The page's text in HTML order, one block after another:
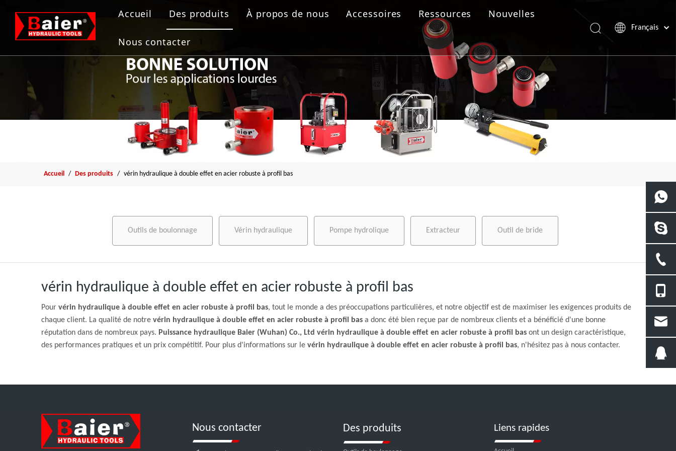
Accueil Des produits
Outils de boulonnage
Vérin hydraulique
Pompe hydrolique
Extracteur
Outil de bride
À propos de nous Accessoires Ressources Nouvelles
Nous contacter
Français
Español
Accueil / Des produits / vérin hydraulique à double effet en acier robuste à profil bas
Outils de boulonnage Vérin hydraulique Pompe hydrolique Extracteur Outil de bride
vérin hydraulique à double effet en acier robuste à profil bas
Pour vérin hydraulique à double effet en acier robuste à profil bas, tout le monde a des préoccupations particulières, et notre objectif est de maximiser les exigences produits de
chaque client. La qualité de notre vérin hydraulique à double effet en acier robuste à profil bas a donc été bien reçue par de nombreux clients et a bénéficié d'une bonne
réputation dans de nombreux pays. Puissance hydraulique Baier (Wuhan) Co., Ltd vérin hydraulique à double effet en acier robuste à profil bas ont un design caractéristique,
des performances pratiques et un prix compétitif. Pour plus d'informations sur le vérin hydraulique à double effet en acier robuste à profil bas, n'hésitez pas à nous contacter.
Nous contacter Des produits Liens rapides